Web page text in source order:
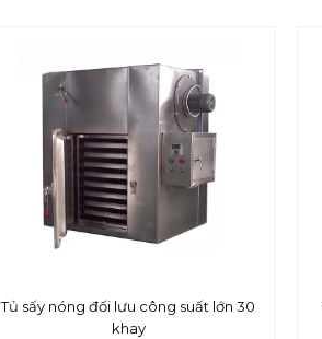
Tủ sấy nóng đối lưu công suất lớn 30
khay